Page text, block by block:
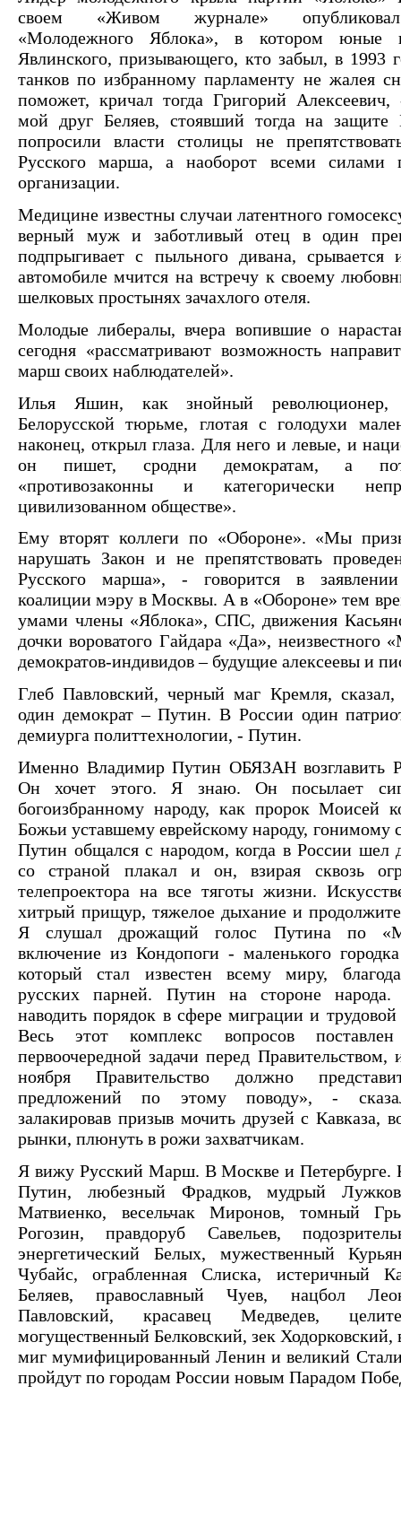
своем «Живом журнале»
«Молодежного Яблока», в котором юные
Явлинского, призывающего, кто забыл, в 1993
танков по избранному парламенту не жалея
поможет, кричал тогда Григорий Алексеевич,
мой друг Беляев, стоявший тогда на защите
попросили власти столицы не
Русского марша, а наоборот всеми силами
организации.
Медицине известны случаи латентного
верный муж и заботливый отец в один
подпрыгивает с пыльного дивана,
автомобиле мчится на встречу к своему
шелковых простынях зачахлого отеля.
Молодые либералы, вчера вопившие о
сегодня «рассматривают возможность
марш своих наблюдателей».
Илья Яшин, как знойный
Белорусской тюрьме, глотая с голодухи
наконец, открыл глаза. Для него и левые, и
он пишет, сродни демократам, а
«противозаконны и категорически
цивилизованном обществе».
Ему вторят коллеги по «Обороне». «Мы
нарушать Закон и не препятствовать
Русского марша», - говорится в
коалиции мэру в Москвы. А в «Обороне» тем
умами члены «Яблока», СПС, движения
дочки вороватого Гайдара «Да», неизвестного
демократов-индивидов – будущие алексеевы и
Глеб Павловский, черный маг Кремля,
один демократ – Путин. В России один
демиурга политтехнологии, - Путин.
Именно Владимир Путин ОБЯЗАН возглавить
Он хочет этого. Я знаю. Он посылает
богоизбранному народу, как пророк Моисей
Божьи уставшему еврейскому народу, гонимому
Путин общался с народом, когда в России шел
со страной плакал и он, взирая сквозь
телепроектора на все тяготы жизни.
хитрый прищур, тяжелое дыхание и
Я слушал дрожащий голос Путина по
включение из Кондопоги - маленького
который стал известен всему миру,
русских парней. Путин на стороне
наводить порядок в сфере миграции и трудовой
Весь этот комплекс вопросов
первоочередной задачи перед
ноября Правительство должно
предложений по этому поводу», -
залакировав призыв мочить друзей с Кавказа,
рынки, плюнуть в рожи захватчикам.
Я вижу Русский Марш. В Москве и Петербурге.
Путин, любезный Фрадков, мудрый
Матвиенко, весельчак Миронов, томный
Рогозин, правдоруб Савельев,
энергетический Белых, мужественный
Чубайс, ограбленная Слиска, истеричный
Беляев, православный Чуев, нацбол
Павловский, красавец Медведев,
могущественный Белковский, зек Ходорковский,
миг мумифицированный Ленин и великий
пройдут по городам России новым Парадом